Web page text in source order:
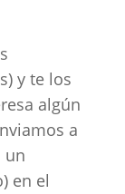
y te los
algún
a
un
en el